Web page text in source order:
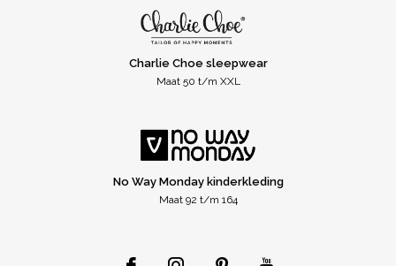
Charlie Choe sleepwear
Maat 50 t/m XXL
No Way Monday kinderkleding
Maat 92 t/m 164